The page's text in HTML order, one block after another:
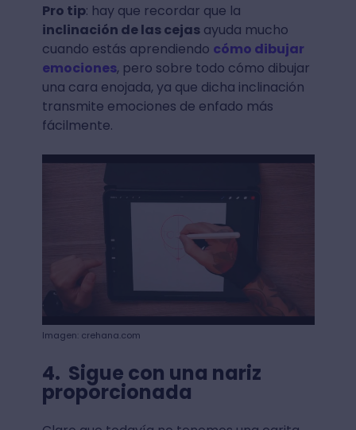
Pro tip: hay que recordar que la
inclinación de las cejasayuda mucho
cuando estás aprendiendo cómo dibujar
emociones, pero sobre todo cómo dibujar
una cara enojada, ya que dicha inclinación
transmite emociones de enfado más
fácilmente.
Imagen: crehana.com
4. Sigue con una nariz
proporcionada